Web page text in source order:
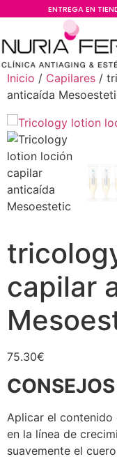
ENTREGA EN
Inicio / Capilares /
anticaída
capilar
75.30€
Aplicar el contenido
en la línea de
suavemente el